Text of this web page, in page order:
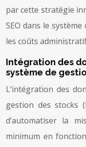
par cette stratégie
SEO dans le
les coûts
Intégration des
système de
L’intégration des
gestion des stocks
d’automatiser la
minimum en